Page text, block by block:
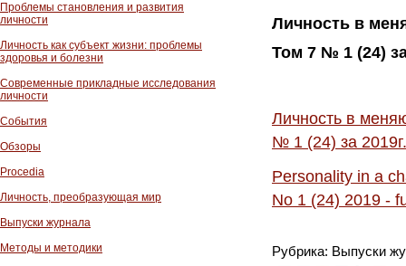
Проблемы становления и развития
личности
Личность как субъект жизни: проблемы
здоровья и болезни
Современные прикладные исследования
личности
События
Обзоры
Procedia
Личность, преобразующая мир
Выпуски журнала
Методы и методики
Личность в
Том 7 № 1 (24)
Личность в
№ 1 (24) за
Personality in a
No 1 (24) 2019 -
Рубрика: Выпуски